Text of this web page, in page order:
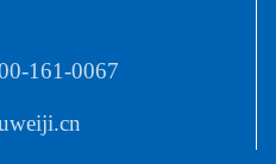
161-0067